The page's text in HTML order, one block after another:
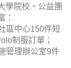
學院校、公益團
：
區中心150件短
制服訂單；
管理辦公室9件